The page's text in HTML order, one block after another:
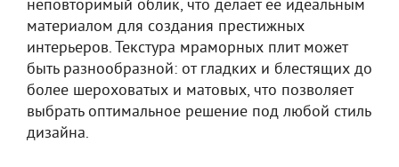
неповторимый облик, что делает ее идеальным
материалом для создания престижных
интерьеров. Текстура мраморных плит может
быть разнообразной: от гладких и блестящих до
более шероховатых и матовых, что позволяет
выбрать оптимальное решение под любой стиль
дизайна.